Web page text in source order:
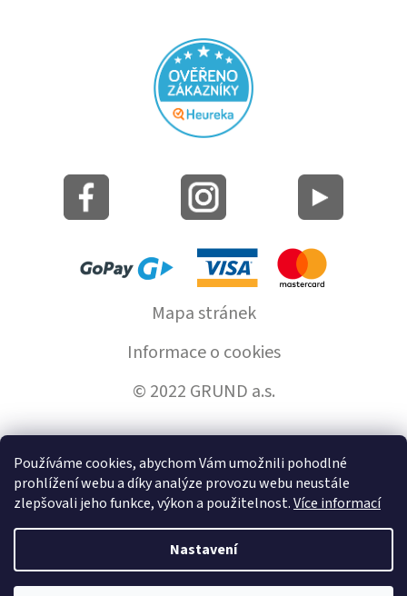
Používáme cookies, abychom Vám umožnili pohodlné
prohlížení webu a díky analýze provozu webu neustále
zlepšovali jeho funkce, výkon a použitelnost.Více informací
Nastavení
Mapa stránek
Informace o cookies
© 2022 GRUND a.s.
Vytvořil Shoptet